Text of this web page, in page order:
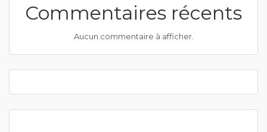
Commentaires récents
Aucun commentaire à afficher.